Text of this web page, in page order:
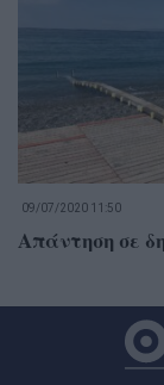
09/07/2020 11:50
Απάντηση σε